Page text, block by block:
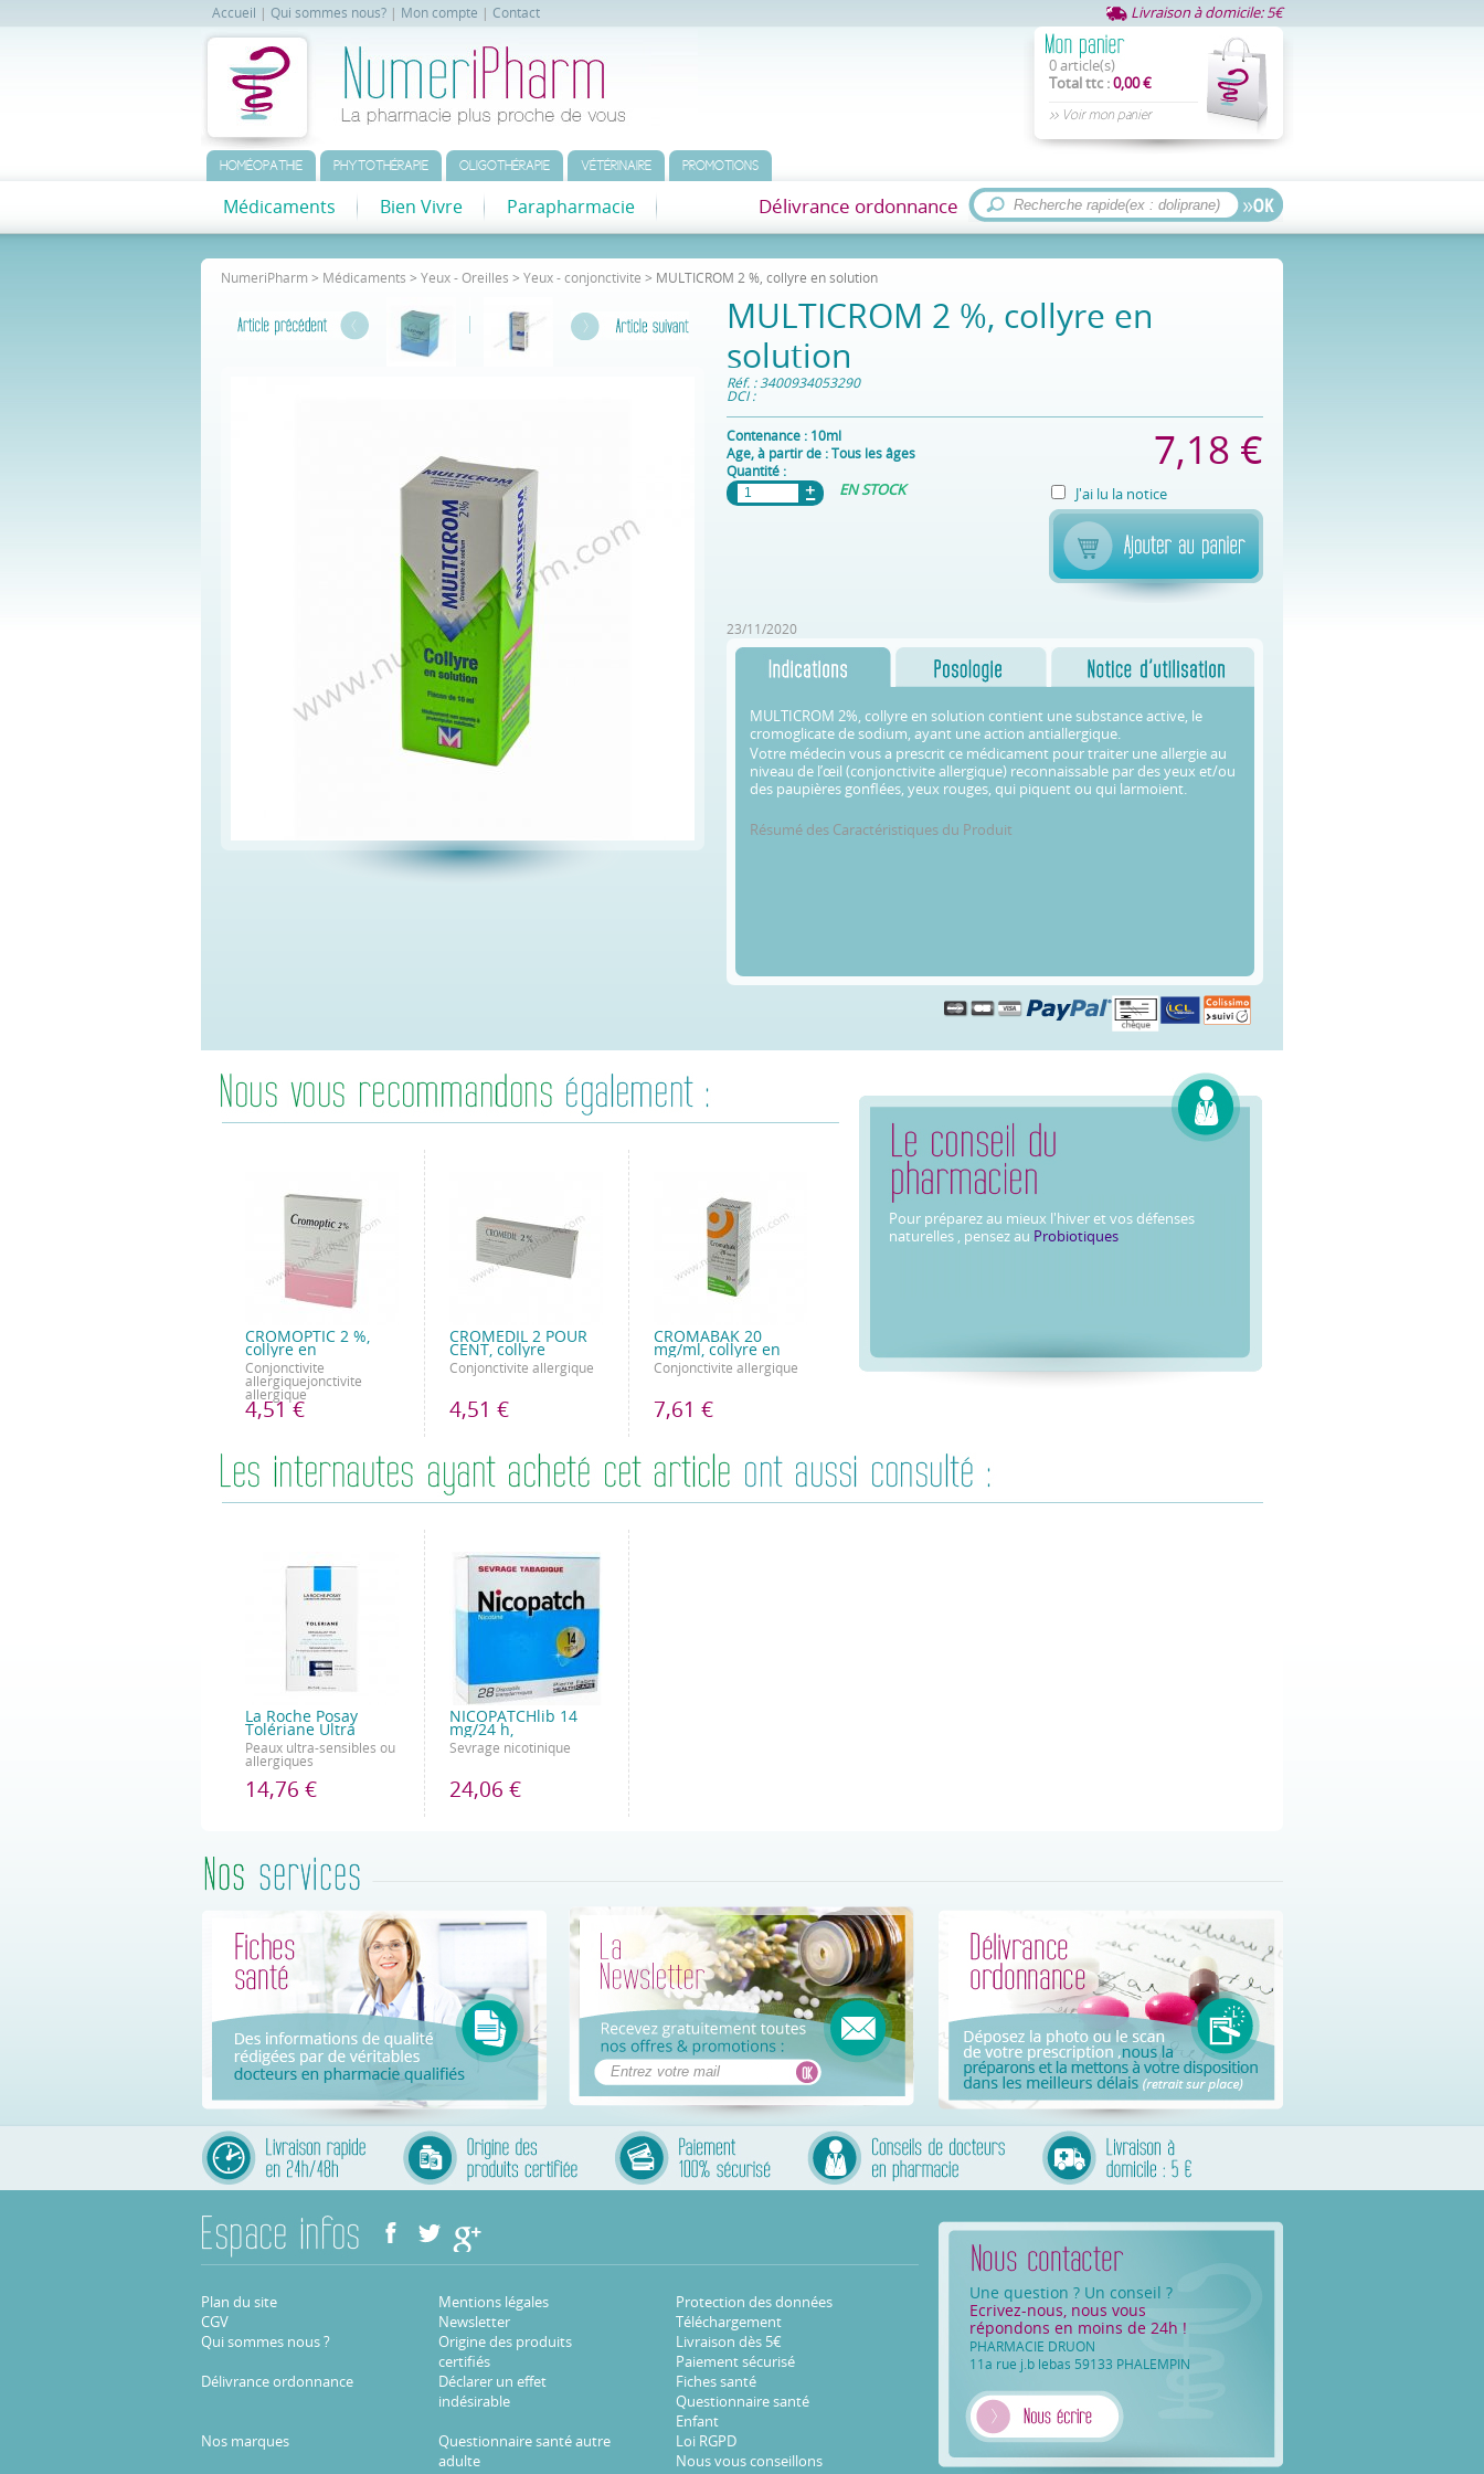
Accueil Qui sommes nous? Mon compte Contact Livraison à domicile: 5€
0 article(s)
Total ttc : 0,00 €
>> Voir mon panier
HOMÉOPATHIE PHYTOTHÉRAPIE OLIGOTHÉRAPIE VÉTÉRINAIRE PROMOTIONS
Médicaments Bien Vivre Parapharmacie Délivrance ordonnance
NumeriPharm > Médicaments > Yeux - Oreilles > Yeux - conjonctivite > MULTICROM 2 %, collyre en solution
MULTICROM 2 %, collyre en
solution
Réf. : 3400934053290
DCI :
Contenance : 10ml
Age, à partir de : Tous les âges
Quantité :
EN STOCK
7,18 €
J'ai lu la notice
23/11/2020
MULTICROM 2%, collyre en solution contient une substance active, le
cromoglicate de sodium, ayant une action antiallergique.
Votre médecin vous a prescrit ce médicament pour traiter une allergie au
niveau de l’œil (conjonctivite allergique) reconnaissable par des yeux et/ou
des paupières gonflées, yeux rouges, qui piquent ou qui larmoient.
Résumé des Caractéristiques du Produit
CROMOPTIC 2 %,
collyre en
Conjonctivite
allergiquejonctivite
allergique
4,51 €
CROMEDIL 2 POUR
CENT, collyre
Conjonctivite allergique
4,51 €
CROMABAK 20
mg/ml, collyre en
Conjonctivite allergique
7,61 €
Pour préparez au mieux l'hiver et vos défenses
naturelles , pensez au Probiotiques
La Roche Posay
Tolériane Ultra
Peaux ultra-sensibles ou
allergiques
14,76 €
NICOPATCHlib 14
mg/24 h,
Sevrage nicotinique
24,06 €
Plan du site Mentions légales
Protection des données
CGV
Newsletter
Téléchargement
Qui sommes nous ?
Origine des produits
certifiés
Livraison dès 5€
Paiement sécurisé
Délivrance ordonnance
Déclarer un effet
indésirable
Fiches santé
Questionnaire santé
Enfant
Nos marques
Questionnaire santé autre
adulte
Loi RGPD
Nous vous conseillons
Une question ? Un conseil ?
Ecrivez-nous, nous vous
répondons en moins de 24h !
PHARMACIE DRUON
11a rue j.b lebas 59133 PHALEMPIN